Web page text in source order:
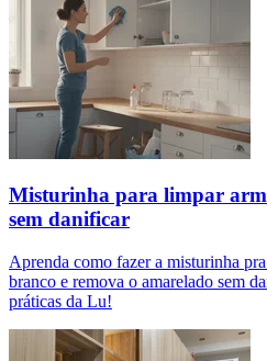
Misturinha para limpar
sem danificar
Aprenda como fazer a misturinha
branco e remova o amarelado sem
práticas da Lu!